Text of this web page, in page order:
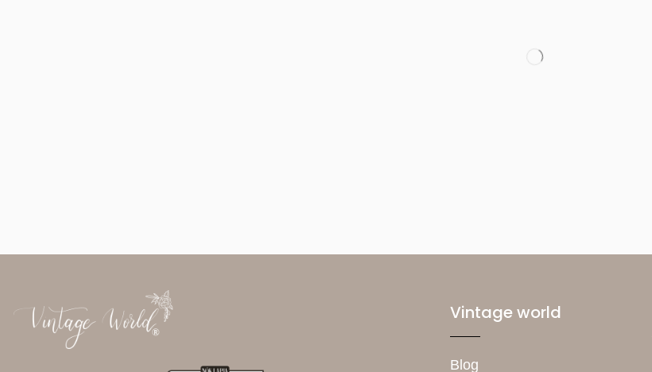
Vintage world
Blog